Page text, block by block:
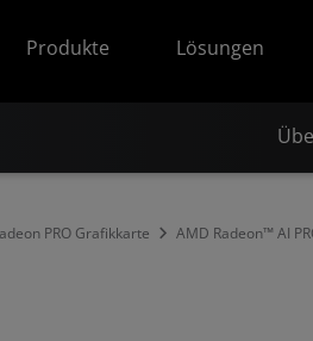
Produkte
Lösungen
PRO Grafikkarte AMD Radeon™ AI